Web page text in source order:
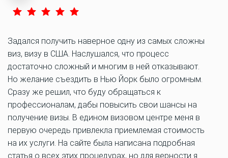
Задался получить наверное одну из самых сложны
виз, визу в США. Наслушался, что процесс
достаточно сложный и многим в ней отказывают.
Но желание съездить в Нью Йорк было огромным.
Сразу же решил, что буду обращаться к
профессионалам, дабы повысить свои шансы на
получение визы. В едином визовом центре меня в
первую очередь привлекла приемлемая стоимость
на их услуги. На сайте была написана подробная
статья о всех этих процедурах, но для верности я